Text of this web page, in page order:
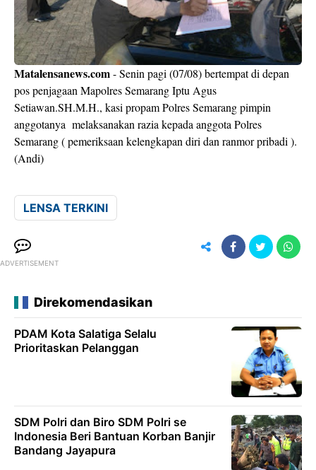
Matalensanews.com- Senin pagi (07/08) bertempat di depan
pos penjagaan Mapolres Semarang Iptu Agus
Setiawan.SH.M.H., kasi propam Polres Semarang pimpin
anggotanya melaksanakan razia kepada anggota Polres
Semarang ( pemeriksaan kelengkapan diri dan ranmor pribadi ).
(Andi)
LENSA TERKINI
ADVERTISEMENT
Direkomendasikan
PDAM Kota Salatiga Selalu
Prioritaskan Pelanggan
SDM Polri dan Biro SDM Polri se
Indonesia Beri Bantuan Korban Banjir
Bandang Jayapura